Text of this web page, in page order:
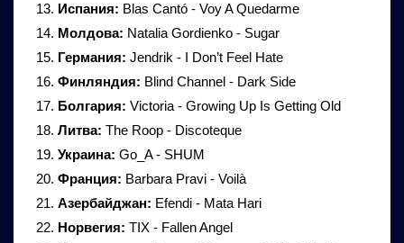
13. Испания: Blas Cantó - Voy A Quedarme
14. Молдова: Natalia Gordienko - Sugar
15. Германия: Jendrik - I Don’t Feel Hate
16. Финляндия: Blind Channel - Dark Side
17. Болгария: Victoria - Growing Up Is Getting Old
18. Литва: The Roop - Discoteque
19. Украина: Go_A - SHUM
20. Франция: Barbara Pravi - Voilà
21. Азербайджан: Efendi - Mata Hari
22. Норвегия: TIX - Fallen Angel